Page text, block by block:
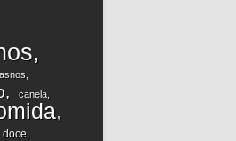
asnos
canela
doce